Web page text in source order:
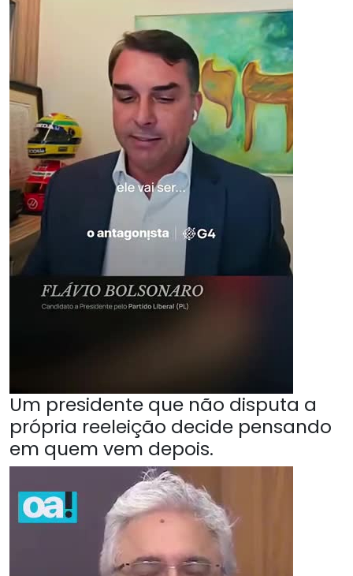
Um presidente que não disputa a
própria reeleição decide pensando
em quem vem depois.